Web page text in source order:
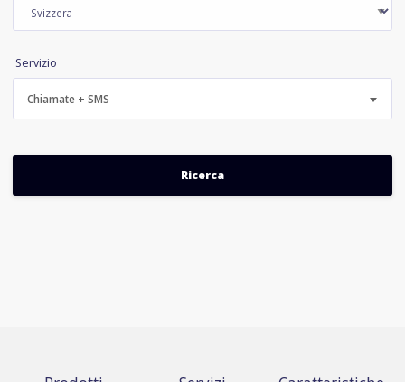
Servizio
Chiamate + SMS